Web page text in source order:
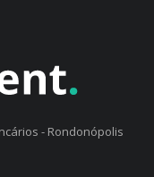
- Rondonópolis